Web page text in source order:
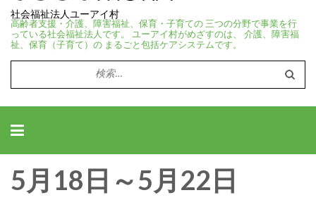
社会福祉法人ユーアイ村
高齢者支援・介護、障害福祉、保育・子育ての 三つの分野で事業を行
っている社会福祉法人です。 ユーアイ村がめざすのは、 介護、障害福
祉、保育（子育て）の まるごと包括ケアシステムです。
検
索:
5月18日～5月22日